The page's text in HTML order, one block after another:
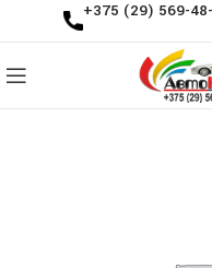
+375 (29) 569-